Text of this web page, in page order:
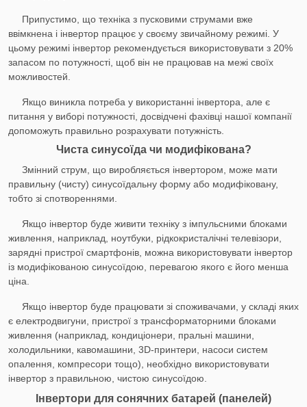
Припустимо, що техніка з пусковими струмами вже
ввімкнена і інвертор працює у своєму звичайному режимі. У
цьому режимі інвертор рекомендується використовувати з 20%
запасом по потужності, щоб він не працював на межі своїх
можливостей.
Якщо виникла потреба у використанні інвертора, але є
питання у виборі потужності, досвідчені фахівці нашої компанії
допоможуть правильно розрахувати потужність.
Чиста синусоїда чи модифікована?
Змінний струм, що виробляється інвертором, може мати
правильну (чисту) синусоїдальну форму або модифіковану,
тобто зі спотвореннями.
Якщо інвертор буде живити техніку з імпульсними блоками
живлення, наприклад, ноутбуки, рідкокристалічні телевізори,
зарядні пристрої смартфонів, можна використовувати інвертор
із модифікованою синусоїдою, перевагою якого є його менша
ціна.
Якщо інвертор буде працювати зі споживачами, у складі яких
є електродвигуни, пристрої з трансформаторними блоками
живлення (наприклад, кондиціонери, пральні машини,
холодильники, кавомашини, 3D-принтери, насоси систем
опалення, компресори тощо), необхідно використовувати
інвертор з правильною, чистою синусоїдою.
Інвертори для сонячних батарей (панелей)